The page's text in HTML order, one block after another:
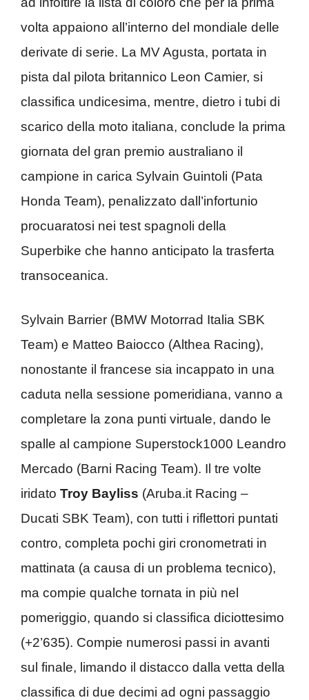
volta appaiono all’interno del mondiale delle
derivate di serie. La MV Agusta, portata in
pista dal pilota britannico Leon Camier, si
classifica undicesima, mentre, dietro i tubi di
scarico della moto italiana, conclude la prima
giornata del gran premio australiano il
campione in carica Sylvain Guintoli (Pata
Honda Team), penalizzato dall’infortunio
procuaratosi nei test spagnoli della
Superbike che hanno anticipato la trasferta
transoceanica.
Sylvain Barrier (BMW Motorrad Italia SBK
Team) e Matteo Baiocco (Althea Racing),
nonostante il francese sia incappato in una
caduta nella sessione pomeridiana, vanno a
completare la zona punti virtuale, dando le
spalle al campione Superstock1000 Leandro
Mercado (Barni Racing Team). Il tre volte
iridato Troy Bayliss (Aruba.it Racing –
Ducati SBK Team), con tutti i riflettori puntati
contro, completa pochi giri cronometrati in
mattinata (a causa di un problema tecnico),
ma compie qualche tornata in più nel
pomeriggio, quando si classifica diciottesimo
(+2’635). Compie numerosi passi in avanti
sul finale, limando il distacco dalla vetta della
classifica di due decimi ad ogni passaggio